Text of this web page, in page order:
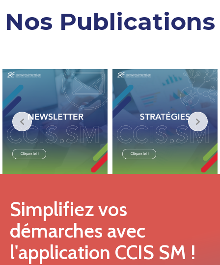
Nos Publications
Simplifiez vos
démarches avec
l'application CCIS SM !